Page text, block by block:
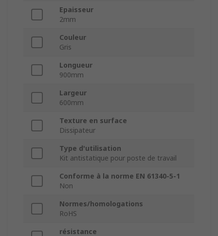
Epaisseur
2mm
Couleur
Gris
Longueur
900mm
Largeur
600mm
Texture en surface
Dissipateur
Type d'utilisation
Kit antistatique pour poste de travail
Conforme à la norme EN 61340-5-1
Non
Normes/homologations
RoHS
résistance